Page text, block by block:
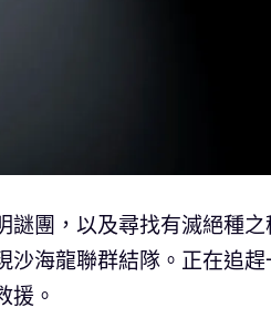
謎團，以及尋找有滅絕種之
沙海龍聯群結隊。正在追趕
援。